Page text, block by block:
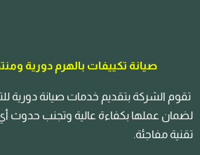
صيانة تكييفات بالهرم دورية
تقوم الشركة بتقديم خدمات صيانة دورية
لضمان عملها بكفاءة عالية وتجنب حدوث
تقنية مفاجئة.